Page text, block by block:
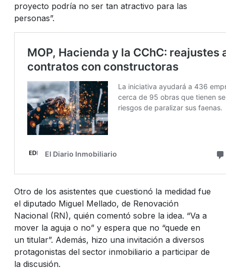
proyecto podría no ser tan atractivo para las
personas”.
Otro de los asistentes que cuestionó la medidad fue
el diputado Miguel Mellado, de Renovación
Nacional (RN), quién comentó sobre la idea. “Va a
mover la aguja o no” y espera que no “quede en
un titular”. Además, hizo una invitación a diversos
protagonistas del sector inmobiliario a participar de
la discusión.